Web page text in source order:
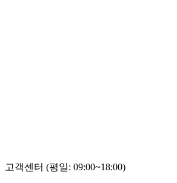
고객센터 (평일: 09:00~18:00)